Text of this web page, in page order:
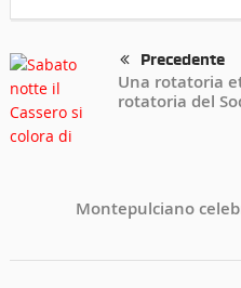
Precedente
Una rotatoria
rotatoria del
Montepulciano